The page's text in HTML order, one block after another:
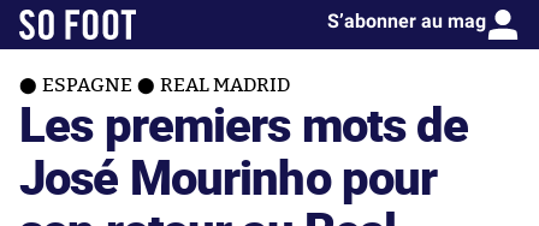
S’abonner au mag
ESPAGNE REAL MADRID
Les premiers mots de
José Mourinho pour